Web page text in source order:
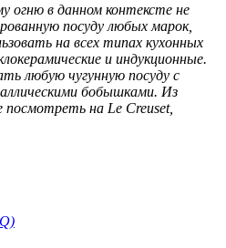
огню в данном контексте не
посуду любых марок,
на всех типах кухонных
и индукционные.
любую чугунную посуду с
бобышками. Из
на Le Creuset,